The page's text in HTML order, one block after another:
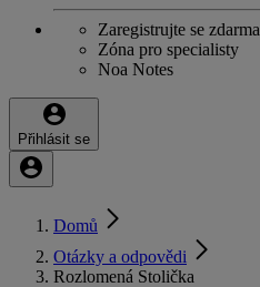
Zaregistrujte se zdarma
Zóna pro specialisty
Noa Notes
Přihlásit se
Domů
Otázky a odpovědi
Rozlomená Stolička